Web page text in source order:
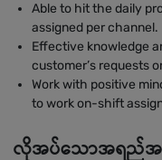
Able to hit the daily
assigned per channel.
Effective knowledge
customer’s requests
Work with positive
to work on-shift
လိုအပ်သောအရည်အခ